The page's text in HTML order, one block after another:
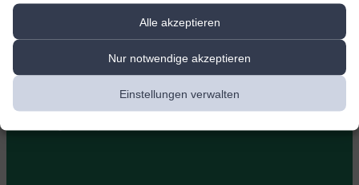
Alle akzeptieren
Nur notwendige akzeptieren
Einstellungen verwalten
Homberger Str. 355, 47443 Moers
+49-2841/5 21 35
+49-2841/50 26 98